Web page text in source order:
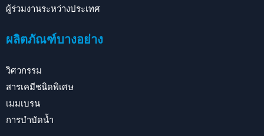
ผู้ร่วมงานระหว่างประเทศ
ผลิตภัณฑ์บางอย่าง
วิศวกรรม
สารเคมีชนิดพิเศษ
เมมเบรน
การบำบัดน้ำ